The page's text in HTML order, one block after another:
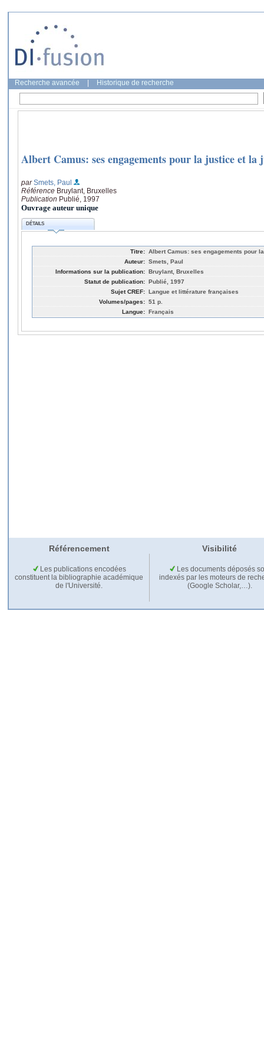
Recherche avancée Historique de recherche
Albert Camus: ses engagements pour la justice et la
parSmets, Paul
Référence Bruylant, Bruxelles
Publication Publié, 1997
Ouvrage auteur unique
DÉTAILS
Titre: Albert Camus: ses engagements pour
Auteur: Smets, Paul
Informations sur la publication: Bruylant, Bruxelles
Statut de publication: Publié, 1997
Sujet CREF: Langue et littérature françaises
Volumes/pages: 51 p.
Langue: Français
Référencement Visibilité
Les publications encodées
constituent la bibliographie académique
de l'Université.
Les documents déposés
indexés par les moteurs de
(Google Scholar,…).